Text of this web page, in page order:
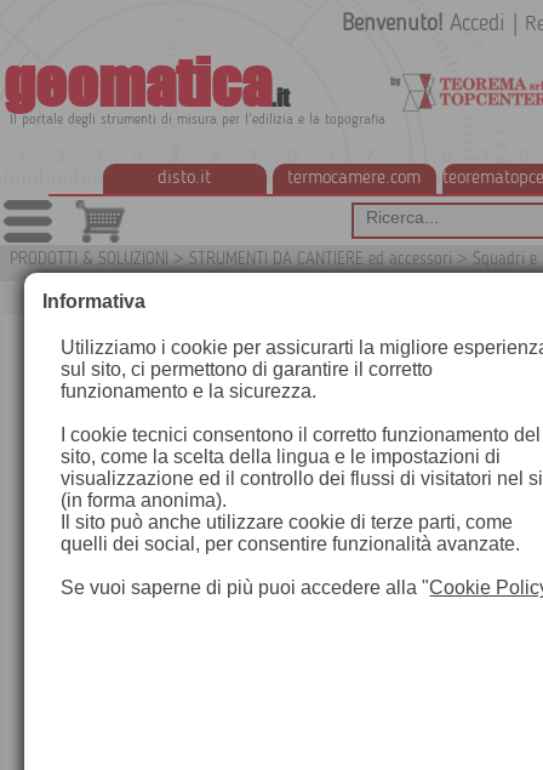
geomatica.it
Il portale degli strumenti di misura per l'edilizia e la topografia
disto.it termocamere.com
Benvenuto! Accedi
PRODOTTI & SOLUZIONI > STRUMENTI DA CANTIERE ed accessori > Squadri e
Informativa
Utilizziamo i cookie per assicurarti la migliore
sul sito, ci permettono di garantire il corretto
funzionamento e la sicurezza.
I cookie tecnici consentono il corretto funzionamento del
sito, come la scelta della lingua e le impostazioni di
visualizzazione ed il controllo dei flussi di visitatori nel
(in forma anonima).
Il sito può anche utilizzare cookie di terze parti, come
quelli dei social, per consentire funzionalità avanzate.
Se vuoi saperne di più puoi accedere alla "Cookie